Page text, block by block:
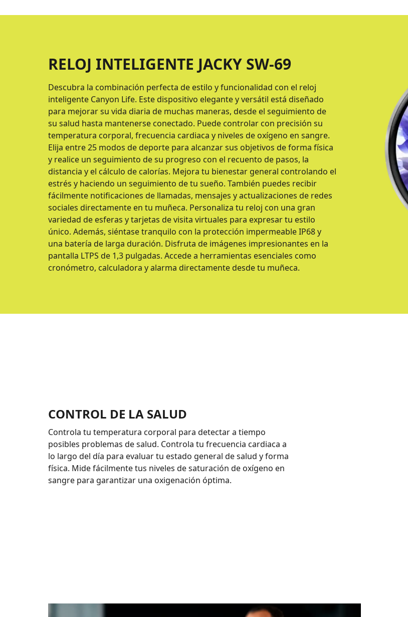
RELOJ INTELIGENTE JACKY SW-69
Descubra la combinación perfecta de estilo y funcionalidad con el reloj
inteligente Canyon Life. Este dispositivo elegante y versátil está diseñado
para mejorar su vida diaria de muchas maneras, desde el seguimiento de
su salud hasta mantenerse conectado. Puede controlar con precisión su
temperatura corporal, frecuencia cardiaca y niveles de oxígeno en sangre.
Elija entre 25 modos de deporte para alcanzar sus objetivos de forma física
y realice un seguimiento de su progreso con el recuento de pasos, la
distancia y el cálculo de calorías. Mejora tu bienestar general controlando el
estrés y haciendo un seguimiento de tu sueño. También puedes recibir
fácilmente notificaciones de llamadas, mensajes y actualizaciones de redes
sociales directamente en tu muñeca. Personaliza tu reloj con una gran
variedad de esferas y tarjetas de visita virtuales para expresar tu estilo
único. Además, siéntase tranquilo con la protección impermeable IP68 y
una batería de larga duración. Disfruta de imágenes impresionantes en la
pantalla LTPS de 1,3 pulgadas. Accede a herramientas esenciales como
cronómetro, calculadora y alarma directamente desde tu muñeca.
CONTROL DE LA SALUD
Controla tu temperatura corporal para detectar a tiempo
posibles problemas de salud. Controla tu frecuencia cardiaca a
lo largo del día para evaluar tu estado general de salud y forma
física. Mide fácilmente tus niveles de saturación de oxígeno en
sangre para garantizar una oxigenación óptima.